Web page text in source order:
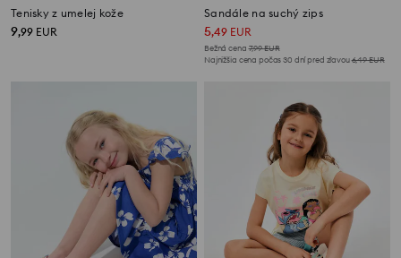
Tenisky z umelej kože
9,99 EUR
Sandále na suchý zips
5,49 EUR
Bežná cena 7,99EUR
Najnižšia cena počas 30 dní pred zľavou6,49EUR